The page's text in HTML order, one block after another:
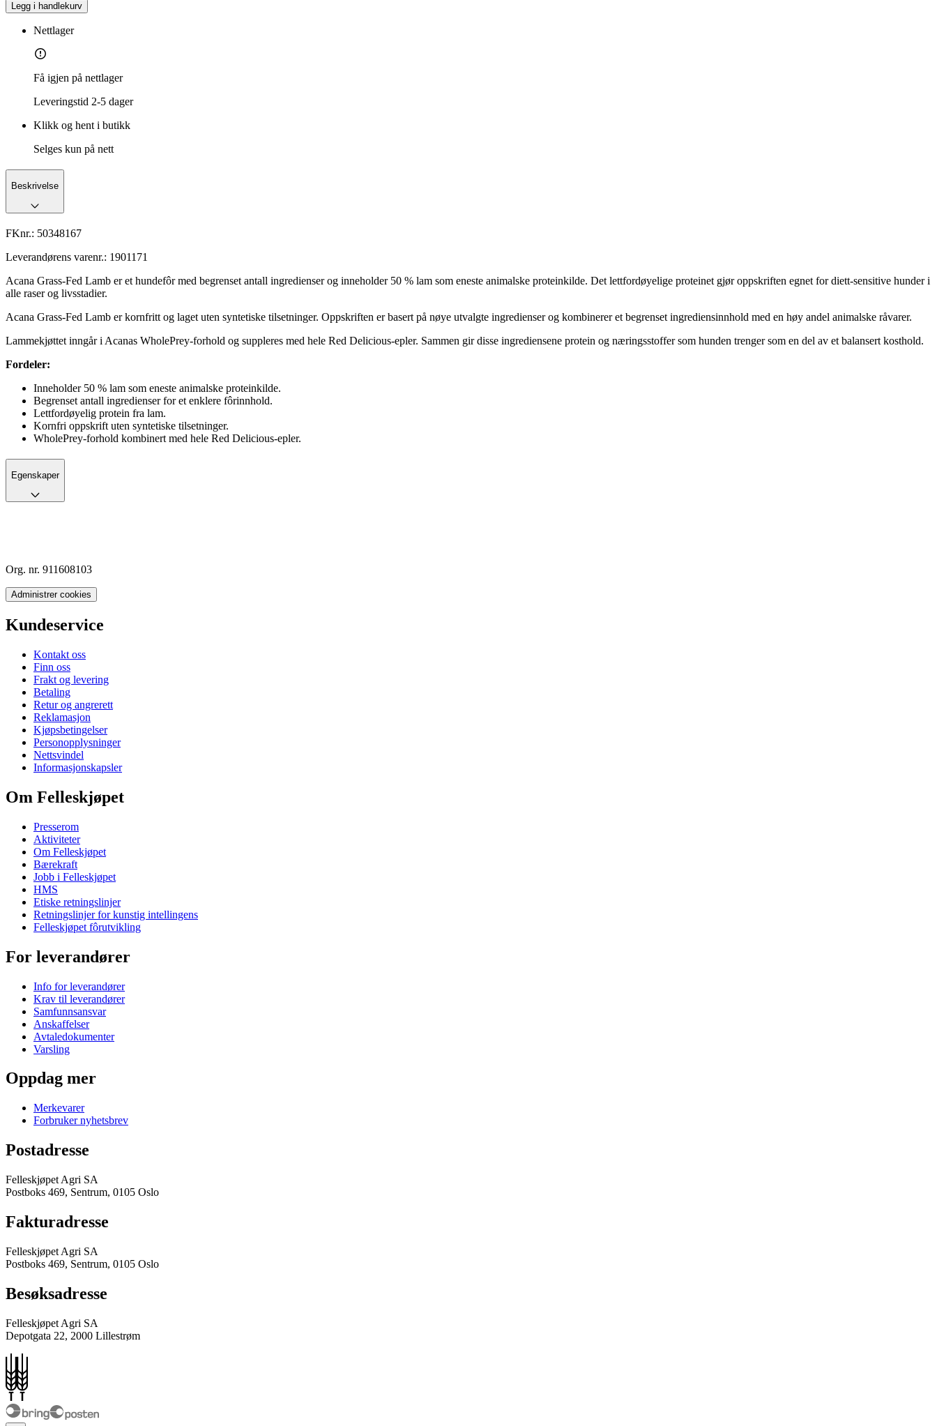
Legg i handlekurv
Nettlager
Få igjen på nettlager
Leveringstid 2-5 dager
Klikk og hent i butikk
Selges kun på nett
Beskrivelse
FKnr.: 50348167
Leverandørens varenr.: 1901171
Acana Grass-Fed Lamb er et hundefôr med begrenset antall ingredienser og inneholder 50 % lam som eneste animalske proteinkilde. Det lettfordøyelige proteinet gjør oppskriften egnet for diett-sensitive hunder i
alle raser og livsstadier.
Acana Grass-Fed Lamb er kornfritt og laget uten syntetiske tilsetninger. Oppskriften er basert på nøye utvalgte ingredienser og kombinerer et begrenset ingrediensinnhold med en høy andel animalske råvarer.
Lammekjøttet inngår i Acanas WholePrey-forhold og suppleres med hele Red Delicious-epler. Sammen gir disse ingrediensene protein og næringsstoffer som hunden trenger som en del av et balansert kosthold.
Fordeler:
Inneholder 50 % lam som eneste animalske proteinkilde.
Begrenset antall ingredienser for et enklere fôrinnhold.
Lettfordøyelig protein fra lam.
Kornfri oppskrift uten syntetiske tilsetninger.
WholePrey-forhold kombinert med hele Red Delicious-epler.
Egenskaper
Org. nr. 911608103
Administrer cookies
Kundeservice
Kontakt oss
Finn oss
Frakt og levering
Betaling
Retur og angrerett
Reklamasjon
Kjøpsbetingelser
Personopplysninger
Nettsvindel
Informasjonskapsler
Om Felleskjøpet
Presserom
Aktiviteter
Om Felleskjøpet
Bærekraft
Jobb i Felleskjøpet
HMS
Etiske retningslinjer
Retningslinjer for kunstig intellingens
Felleskjøpet fôrutvikling
For leverandører
Info for leverandører
Krav til leverandører
Samfunnsansvar
Anskaffelser
Avtaledokumenter
Varsling
Oppdag mer
Merkevarer
Forbruker nyhetsbrev
Postadresse
Felleskjøpet Agri SA
Postboks 469, Sentrum, 0105 Oslo
Fakturadresse
Felleskjøpet Agri SA
Postboks 469, Sentrum, 0105 Oslo
Besøksadresse
Felleskjøpet Agri SA
Depotgata 22, 2000 Lillestrøm